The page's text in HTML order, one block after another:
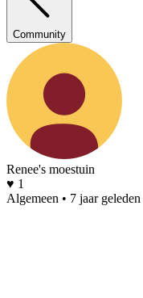
Community
Renee's moestuin
♥ 1
Algemeen • 7 jaar geleden